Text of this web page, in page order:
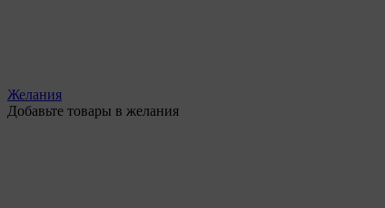
Желания
Добавьте товары в желания